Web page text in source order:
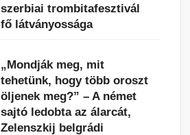
szerbiai trombitafesztivál
fő látványossága
„Mondják meg, mit
tehetünk, hogy több oroszt
öljenek meg?” – A német
sajtó ledobta az álarcát,
Zelenszkij belgrádi